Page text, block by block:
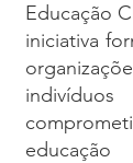
Educação
iniciativa